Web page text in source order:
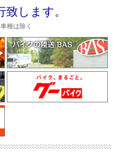
致します。
種は除く